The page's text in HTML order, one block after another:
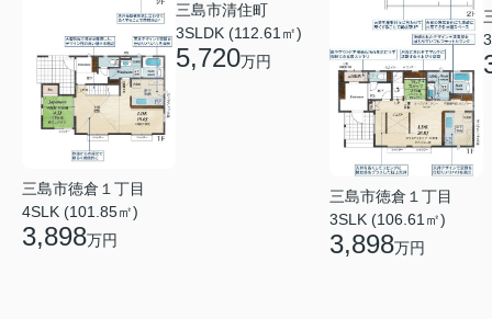
三島市徳倉１丁目
4SLK (101.85㎡)
3,898万円
三島市清住町
3SLDK (112.61㎡)
5,720万円
三島市徳倉１丁目
3SLK (106.61㎡)
3,898万円